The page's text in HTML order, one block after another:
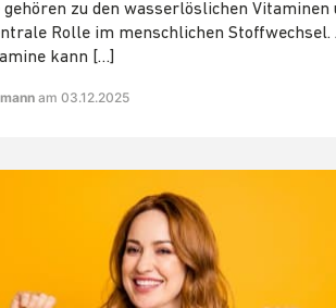
gehören zu den wasserlöslichen Vitaminen
Rolle im menschlichen Stoffwechsel.
kann […]
am 03.12.2025